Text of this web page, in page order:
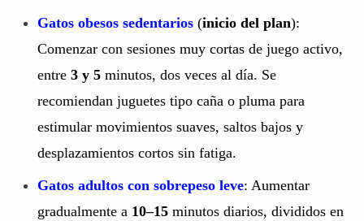
Gatos obesos sedentarios (inicio del plan):
Comenzar con sesiones muy cortas de juego activo,
entre 3 y 5 minutos, dos veces al día. Se
recomiendan juguetes tipo caña o pluma para
estimular movimientos suaves, saltos bajos y
desplazamientos cortos sin fatiga.
Gatos adultos con sobrepeso leve: Aumentar
gradualmente a 10–15 minutos diarios, divididos en